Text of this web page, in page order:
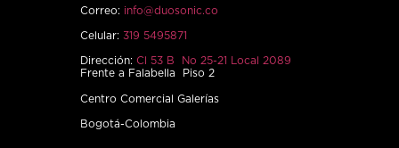
Correo: info@duosonic.co
Celular: 319 5495871
Dirección: Cl 53 B No 25-21 Local 2089
Frente a Falabella Piso 2
Centro Comercial Galerías
Bogotá-Colombia